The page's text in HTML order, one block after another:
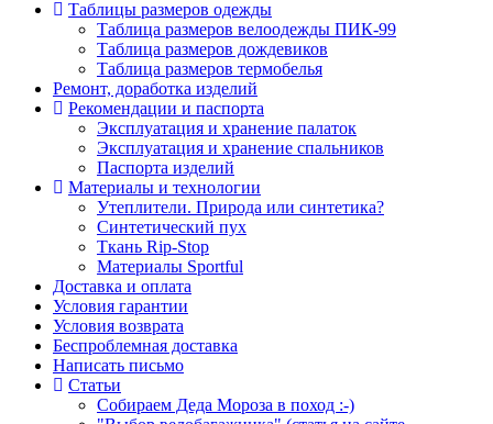
Таблицы размеров одежды
Таблица размеров велоодежды ПИК-99
Таблица размеров дождевиков
Таблица размеров термобелья
Ремонт, доработка изделий
Рекомендации и паспорта
Эксплуатация и хранение палаток
Эксплуатация и хранение спальников
Паспорта изделий
Материалы и технологии
Утеплители. Природа или синтетика?
Синтетический пух
Ткань Rip-Stop
Материалы Sportful
Доставка и оплата
Условия гарантии
Условия возврата
Беспроблемная доставка
Написать письмо
Статьи
Собираем Деда Мороза в поход :-)